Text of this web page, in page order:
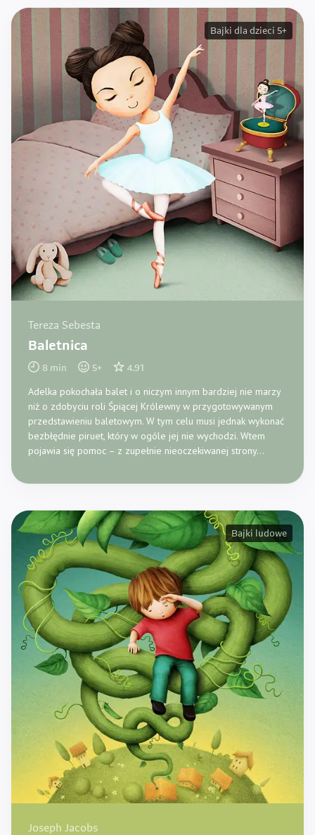
Bajki dla dzieci 5+
Tereza Sebesta
Baletnica
8 min 5+ 4.91
Adelka pokochała balet i o niczym innym bardziej nie marzy
niż o zdobyciu roli Śpiącej Królewny w przygotowywanym
przedstawieniu baletowym. W tym celu musi jednak wykonać
bezbłędnie piruet, który w ogóle jej nie wychodzi. Wtem
pojawia się pomoc – z zupełnie nieoczekiwanej strony…
Bajki ludowe
Joseph Jacobs